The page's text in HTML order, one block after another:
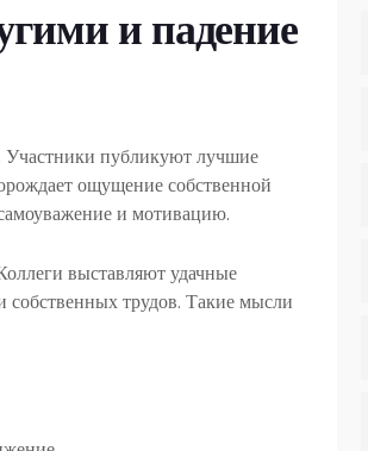
и падение
Участники публикуют лучшие
ощущение собственной
и мотивацию.
выставляют удачные
собственных трудов. Такие мысли